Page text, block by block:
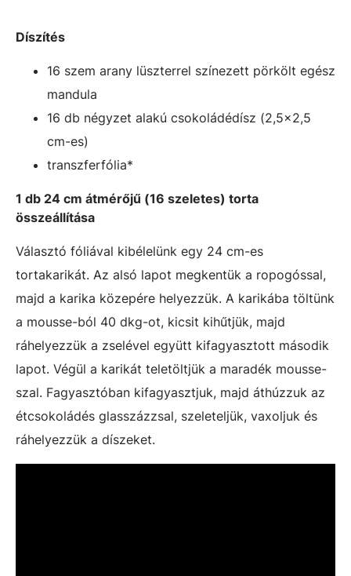
Díszítés
16 szem arany lüszterrel színezett pörkölt egész
mandula
16 db négyzet alakú csokoládédísz (2,5x2,5
cm-es)
transzferfólia*
1 db 24 cm átmérőjű (16 szeletes) torta
összeállítása
Választó fóliával kibélelünk egy 24 cm-es
tortakarikát. Az alsó lapot megkentük a ropogóssal,
majd a karika közepére helyezzük. A karikába töltünk
a mousse-ból 40 dkg-ot, kicsit kihűtjük, majd
ráhelyezzük a zselével együtt kifagyasztott második
lapot. Végül a karikát teletöltjük a maradék mousse-
szal. Fagyasztóban kifagyasztjuk, majd áthúzzuk az
étcsokoládés glasszázzsal, szeleteljük, vaxoljuk és
ráhelyezzük a díszeket.